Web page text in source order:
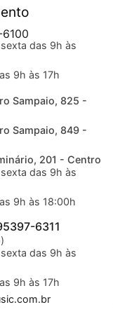
das 9h às
9h às 17h
Sampaio, 825 -
Sampaio, 849 -
201 - Centro
das 9h às
9h às 18:00h
6311
das 9h às
9h às 17h